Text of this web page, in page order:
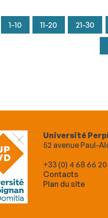
1-10 11-20 21-30
Université
52 avenue Paul-
+33 (0) 4 68 66
Contacts
Plan du site